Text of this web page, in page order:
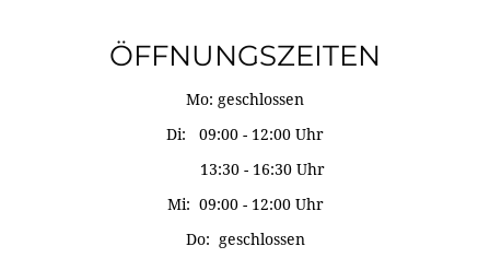
ÖFFNUNGSZEITEN
Mo: geschlossen
Di: 09:00 - 12:00 Uhr
13:30 - 16:30 Uhr
Mi: 09:00 - 12:00 Uhr
Do: geschlossen